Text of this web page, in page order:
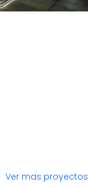
Ver mas proyectos